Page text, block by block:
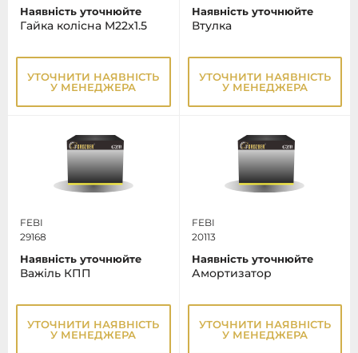
Наявність уточнюйте
Гайка колісна M22x1.5
УТОЧНИТИ НАЯВНІСТЬ
У МЕНЕДЖЕРА
Наявність уточнюйте
Втулка
УТОЧНИТИ НАЯВНІСТЬ
У МЕНЕДЖЕРА
FEBI
29168
Наявність уточнюйте
Важіль КПП
УТОЧНИТИ НАЯВНІСТЬ
У МЕНЕДЖЕРА
FEBI
20113
Наявність уточнюйте
Амортизатор
УТОЧНИТИ НАЯВНІСТЬ
У МЕНЕДЖЕРА